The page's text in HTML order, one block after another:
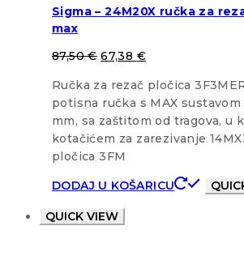
Sigma – 24M20X ručka za
max
87,50€ 67,38 €
Ručka za rezač pločica
potisna ručka s MAX
mm, sa zaštitom od tragova, u
kotačićem za zarezivanje
pločica 3FM
DODAJ U KOŠARICU
QUICK VIEW